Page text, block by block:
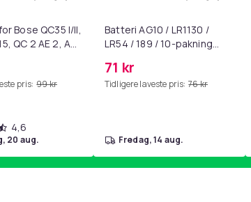
Bose QC35 I/II,
QC 2 AE 2, AE
pris: 99 kr
4,6
20 aug.
Batteri AG10 / LR1130 /
LR54 / 189 / 10-pakning
71 kr
Tidligere laveste pris: 76 kr
fredag, 14 aug.